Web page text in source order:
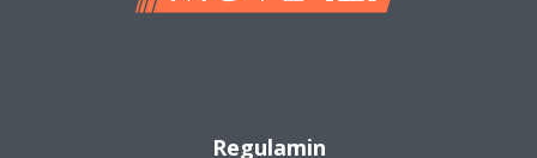
Regulamin